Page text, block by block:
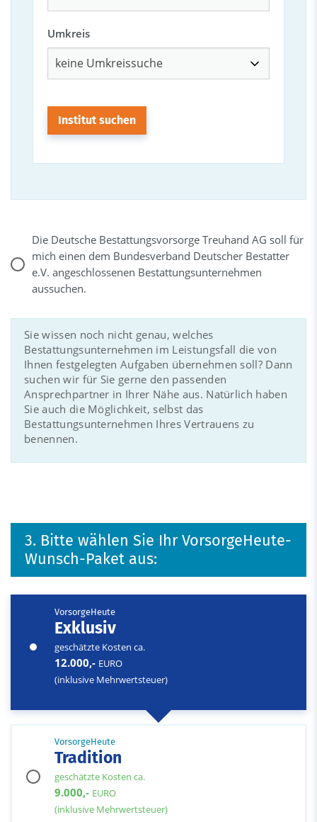
Umkreis
Die Deutsche Bestattungsvorsorge Treuhand AG soll für
mich einen dem Bundesverband Deutscher Bestatter
e.V. angeschlossenen Bestattungsunternehmen
aussuchen.
Sie wissen noch nicht genau, welches
Bestattungsunternehmen im Leistungsfall die von
Ihnen festgelegten Aufgaben übernehmen soll? Dann
suchen wir für Sie gerne den passenden
Ansprechpartner in Ihrer Nähe aus. Natürlich haben
Sie auch die Möglichkeit, selbst das
Bestattungsunternehmen Ihres Vertrauens zu
benennen.
3. Bitte wählen Sie Ihr VorsorgeHeute-
Wunsch-Paket aus:
VorsorgeHeute
Exklusiv
geschätzte Kosten ca.
12.000,- EURO
(inklusive Mehrwertsteuer)
VorsorgeHeute
Tradition
geschätzte Kosten ca.
9.000,- EURO
(inklusive Mehrwertsteuer)